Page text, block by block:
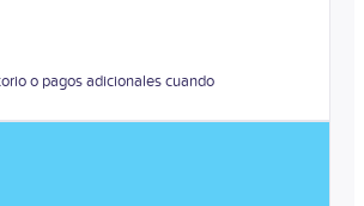
o pagos adicionales cuando